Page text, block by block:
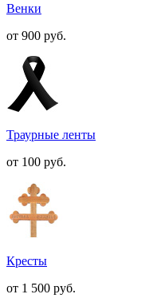
Венки
от 900 руб.
Траурные ленты
от 100 руб.
Кресты
от 1 500 руб.